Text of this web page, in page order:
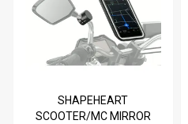
SHAPEHEART
SCOOTER/MC MIRROR